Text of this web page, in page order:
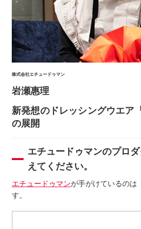
株式会社エチュードゥマン
岩瀬惠理
新発想のドレッシングウエア
の展開
エチュードゥマンのプロ
えてください。
エチュードゥマンが手がけているのは
す。